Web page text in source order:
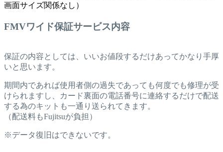
画面サイズ関係なし）
FMVワイド保証サービス内容
保証の内容としては、いいお値段するだけあってかなり手厚
いと思います。
期間内であれば使用者側の過失であっても何度でも修理が受
けられますし、カード裏面の電話番号に連絡するだけで配送
する為のキットも一通り送られてきます。
（配送料もFujitsuが負担）
※データ復旧はできないです。